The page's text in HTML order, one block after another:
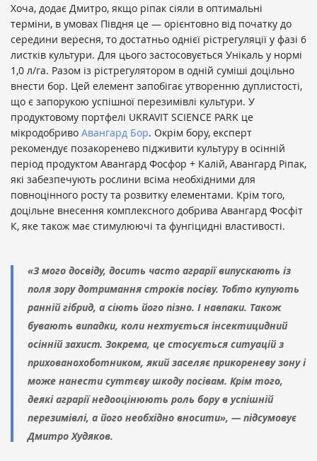
Хоча, додає Дмитро, якщо ріпак сіяли в оптимальні
терміни, в умовах Півдня це — орієнтовно від початку до
середини вересня, то достатньо однієї рістрегуляції у фазі 6
листків культури. Для цього застосовується Унікаль у нормі
1,0 л/га. Разом із рістрегулятором в одній суміші доцільно
внести бор. Цей елемент запобігає утворенню дуплистості,
що є запорукою успішної перезимівлі культури. У
продуктовому портфелі UKRAVIT SCIENCE PARK це
мікродобриво Авангард Бор. Окрім бору, експерт
рекомендує позакоренево підживити культуру в осінній
період продуктом Авангард Фосфор + Калій, Авангард Ріпак,
які забезпечують рослини всіма необхідними для
повноцінного росту та розвитку елементами. Крім того,
доцільне внесення комплексного добрива Авангард Фосфіт
К, яке також має стимулюючі та фунгіцидні властивості.
«З мого досвіду, досить часто аграрії випускають із
поля зору дотримання строків посіву. Тобто купують
ранній гібрид, а сіють його пізно. І навпаки. Також
бувають випадки, коли нехтується інсектицидний
осінній захист. Зокрема, це стосується ситуацій з
прихованохоботником, який заселяє прикореневу зону і
може нанести суттєву шкоду посівам. Крім того,
деякі аграрії недооцінюють роль бору в успішній
перезимівлі, а його необхідно вносити», — підсумовує
Дмитро Худяков.